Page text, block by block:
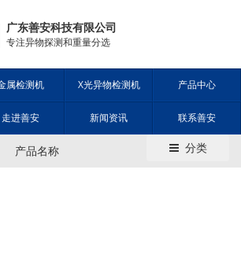
广东善安科技有限公司
专注异物探测和重量分选
属检测机 X光异物检测机 产品中心
走进善安 新闻资讯 联系善安
产品名称 分类